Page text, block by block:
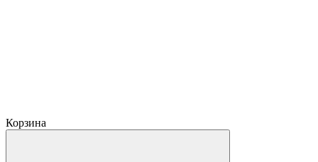
Корзина